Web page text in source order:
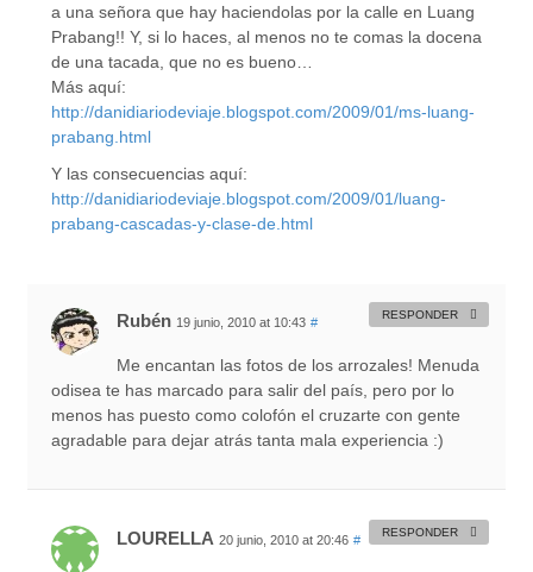
a una señora que hay haciendolas por la calle en Luang
Prabang!! Y, si lo haces, al menos no te comas la docena
de una tacada, que no es bueno…
Más aquí:
http://danidiariodeviaje.blogspot.com/2009/01/ms-luang-
prabang.html
Y las consecuencias aquí:
http://danidiariodeviaje.blogspot.com/2009/01/luang-
prabang-cascadas-y-clase-de.html
Rubén 19 junio, 2010 at 10:43 #
Me encantan las fotos de los arrozales! Menuda
odisea te has marcado para salir del país, pero por lo
menos has puesto como colofón el cruzarte con gente
agradable para dejar atrás tanta mala experiencia :)
RESPONDER
LOURELLA 20 junio, 2010 at 20:46 #
RESPONDER